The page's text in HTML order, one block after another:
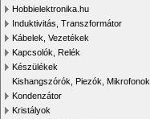
Hobbielektronika.hu
Induktivitás, Transzformátor
Kábelek, Vezetékek
Kapcsolók, Relék
Készülékek
Kishangszórók, Piezók, Mikrofonok
Kondenzátor
Kristályok